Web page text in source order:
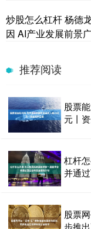
炒股怎么杠杆 杨德
因 AI产业发展前景
推荐阅读
股票
元丨
杠杆
并通
股票
步推